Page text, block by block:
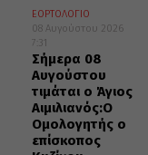
ΕΟΡΤΟΛΟΓΙΟ
08 Αυγούστου 2026
7:31
Σήμερα 08
Αυγούστου
τιμάται ο Άγιος
Αιμιλιανός:Ο
Ομολογητής ο
επίσκοπος